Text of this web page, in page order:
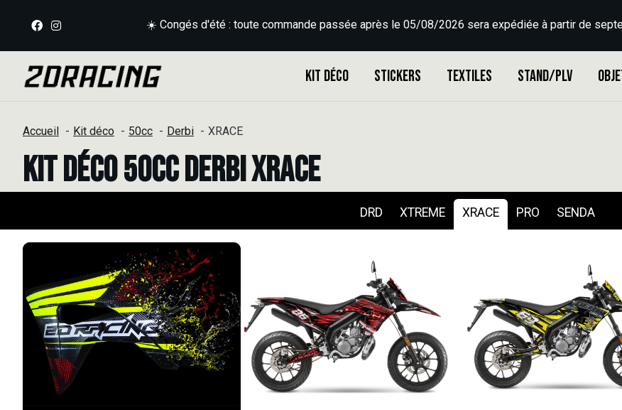
☀️ Congés d'été : toute commande passée après le 05/08/2026 sera expédiée à partir de
Kit déco Stickers Textiles Stand/PLV
Accueil Kit déco 50cc Derbi XRACE
Kit déco 50cc Derbi XRACE
DRD XTREME XRACE PRO SENDA